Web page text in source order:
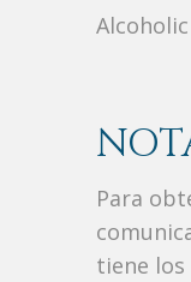
Para
tiene